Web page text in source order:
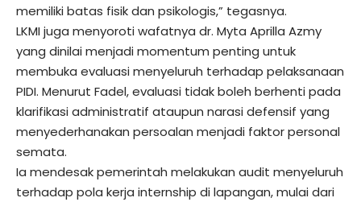
memiliki batas fisik dan psikologis,” tegasnya.
LKMI juga menyoroti wafatnya dr. Myta Aprilla Azmy
yang dinilai menjadi momentum penting untuk
membuka evaluasi menyeluruh terhadap pelaksanaan
PIDI. Menurut Fadel, evaluasi tidak boleh berhenti pada
klarifikasi administratif ataupun narasi defensif yang
menyederhanakan persoalan menjadi faktor personal
semata.
Ia mendesak pemerintah melakukan audit menyeluruh
terhadap pola kerja internship di lapangan, mulai dari